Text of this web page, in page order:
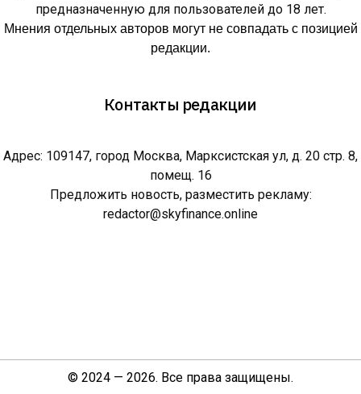
предназначенную для пользователей до 18 лет.
Мнения отдельных авторов могут не совпадать с позицией
редакции.
Контакты редакции
Адрес: 109147, город Москва, Марксистская ул, д. 20 стр. 8,
помещ. 16
Предложить новость, разместить рекламу:
redactor@skyfinance.online
© 2024 — 2026. Все права защищены.